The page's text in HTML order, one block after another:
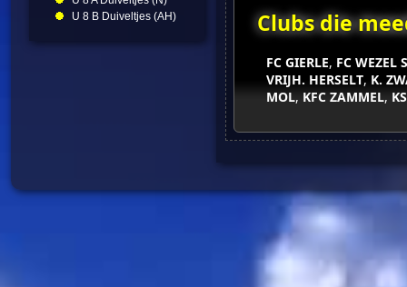
U 8 B Duiveltjes (AH)
Clubs die
FC GIERLE, FC WEZEL
VRIJH. HERSELT, K.
MOL, KFC ZAMMEL,